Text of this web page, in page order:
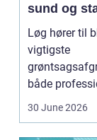
sund og
løgavl
Løg hører til
vigtigste
både
hobbybaseret
30 June 2026